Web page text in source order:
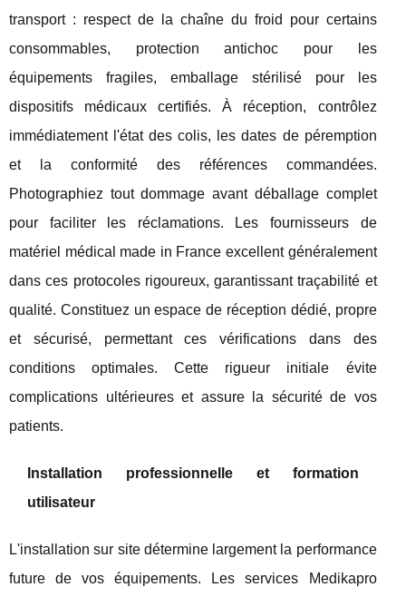
transport : respect de la chaîne du froid pour certains
consommables, protection antichoc pour les
équipements fragiles, emballage stérilisé pour les
dispositifs médicaux certifiés. À réception, contrôlez
immédiatement l'état des colis, les dates de péremption
et la conformité des références commandées.
Photographiez tout dommage avant déballage complet
pour faciliter les réclamations. Les fournisseurs de
matériel médical made in France excellent généralement
dans ces protocoles rigoureux, garantissant traçabilité et
qualité. Constituez un espace de réception dédié, propre
et sécurisé, permettant ces vérifications dans des
conditions optimales. Cette rigueur initiale évite
complications ultérieures et assure la sécurité de vos
patients.
Installation professionnelle et formation
utilisateur
L'installation sur site détermine largement la performance
future de vos équipements. Les services Medikapro